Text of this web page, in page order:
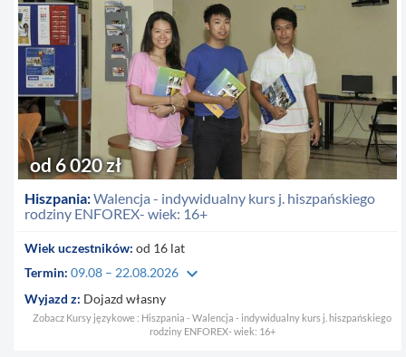
Hiszpania:Walencja - indywidualny kurs j. hiszpańskiego
rodziny ENFOREX- wiek: 16+
od 6 020 zł
Wiek uczestników: od 16 lat
Termin: 09.08 – 22.08.2026 keyboard_arrow_down
Wyjazd z: Dojazd własny
Zobacz Kursy językowe : Hiszpania - Walencja - indywidualny kurs j. hiszpańskiego
rodziny ENFOREX- wiek: 16+